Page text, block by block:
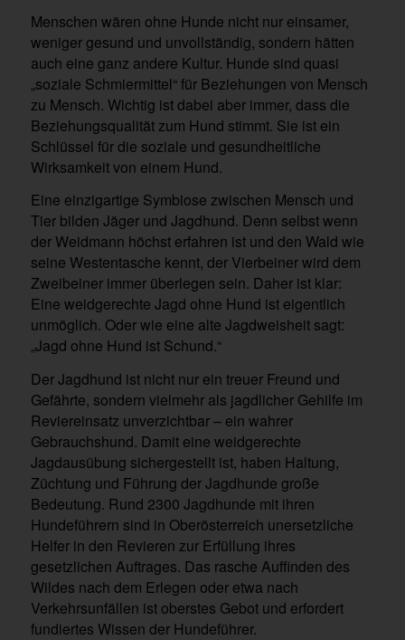
Menschen wären ohne Hunde nicht nur einsamer,
weniger gesund und unvollständig, sondern hätten
auch eine ganz andere Kultur. Hunde sind quasi
„soziale Schmiermittel“ für Beziehungen von Mensch
zu Mensch. Wichtig ist dabei aber immer, dass die
Beziehungsqualität zum Hund stimmt. Sie ist ein
Schlüssel für die soziale und gesundheitliche
Wirksamkeit von einem Hund.
Eine einzigartige Symbiose zwischen Mensch und
Tier bilden Jäger und Jagdhund. Denn selbst wenn
der Weidmann höchst erfahren ist und den Wald wie
seine Westentasche kennt, der Vierbeiner wird dem
Zweibeiner immer überlegen sein. Daher ist klar:
Eine weidgerechte Jagd ohne Hund ist eigentlich
unmöglich. Oder wie eine alte Jagdweisheit sagt:
„Jagd ohne Hund ist Schund.“
Der Jagdhund ist nicht nur ein treuer Freund und
Gefährte, sondern vielmehr als jagdlicher Gehilfe im
Reviereinsatz unverzichtbar – ein wahrer
Gebrauchshund. Damit eine weidgerechte
Jagdausübung sichergestellt ist, haben Haltung,
Züchtung und Führung der Jagdhunde große
Bedeutung. Rund 2300 Jagdhunde mit ihren
Hundeführern sind in Oberösterreich unersetzliche
Helfer in den Revieren zur Erfüllung ihres
gesetzlichen Auftrages. Das rasche Auffinden des
Wildes nach dem Erlegen oder etwa nach
Verkehrsunfällen ist oberstes Gebot und erfordert
fundiertes Wissen der Hundeführer.